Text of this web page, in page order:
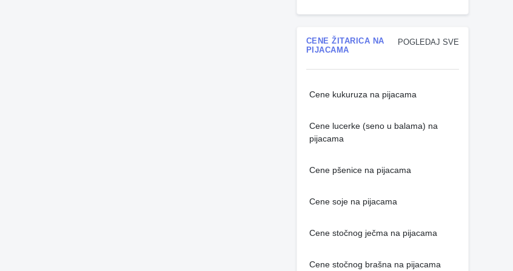
POGLEDAJ SVE
CENE ŽITARICA NA
PIJACAMA
Cene kukuruza na pijacama
Cene lucerke (seno u balama) na
pijacama
Cene pšenice na pijacama
Cene soje na pijacama
Cene stočnog ječma na pijacama
Cene stočnog brašna na pijacama